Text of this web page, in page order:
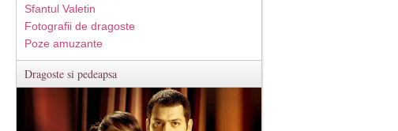
Sfantul Valetin
Fotografii de dragoste
Poze amuzante
Dragoste si pedeapsa